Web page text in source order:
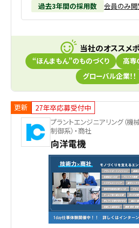
過去3年間の採用数
会員のみ
当社のオススメ
“ほんまもん”のものづくり
高専
グローバル企業！！
更新
27年卒応募受付中
プラントエンジニアリング（機
制御系）・商社
向洋電機